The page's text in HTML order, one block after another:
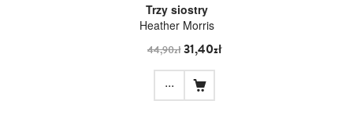
Trzy siostry
Heather Morris
44,90zł31,40zł
...